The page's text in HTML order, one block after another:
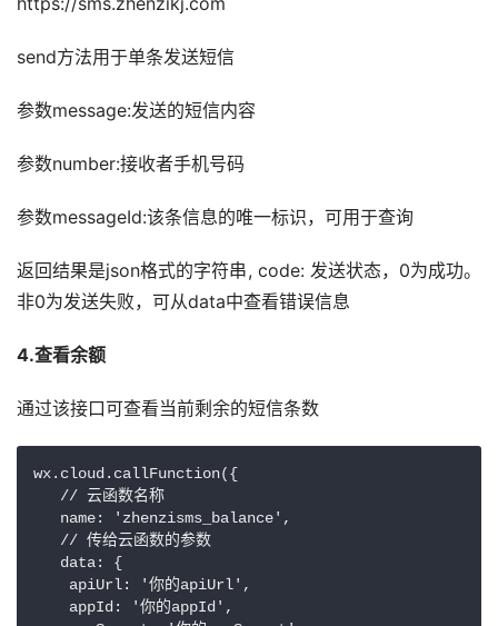
send方法用于单条发送短信
参数message:发送的短信内容
参数number:接收者手机号码
参数messageId:该条信息的唯一标识，可用于查询
返回结果是json格式的字符串, code: 发送状态，0为成功。
非0为发送失败，可从data中查看错误信息
4.查看余额
通过该接口可查看当前剩余的短信条数
wx.cloud.callFunction({
   // 云函数名称
   name: 'zhenzisms_balance',
   // 传给云函数的参数
   data: {
    apiUrl: '你的apiUrl',
    appId: '你的appId',